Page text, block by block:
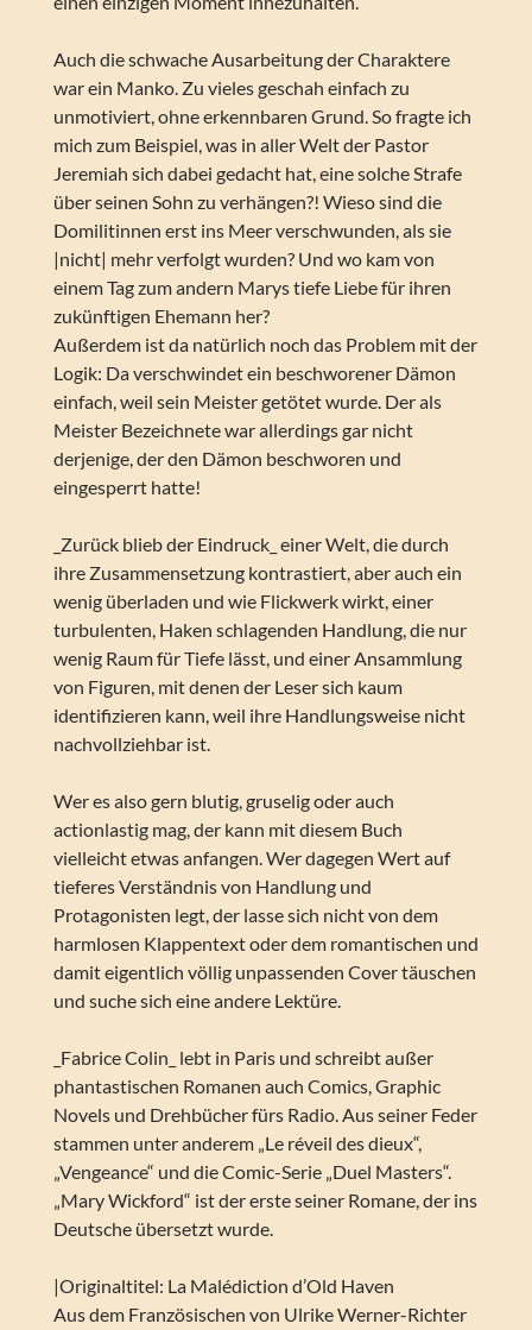
Auch die schwache Ausarbeitung der Charaktere
war ein Manko. Zu vieles geschah einfach zu
unmotiviert, ohne erkennbaren Grund. So fragte ich
mich zum Beispiel, was in aller Welt der Pastor
Jeremiah sich dabei gedacht hat, eine solche Strafe
über seinen Sohn zu verhängen?! Wieso sind die
Domilitinnen erst ins Meer verschwunden, als sie
|nicht| mehr verfolgt wurden? Und wo kam von
einem Tag zum andern Marys tiefe Liebe für ihren
zukünftigen Ehemann her?
Außerdem ist da natürlich noch das Problem mit der
Logik: Da verschwindet ein beschworener Dämon
einfach, weil sein Meister getötet wurde. Der als
Meister Bezeichnete war allerdings gar nicht
derjenige, der den Dämon beschworen und
eingesperrt hatte!
_Zurück blieb der Eindruck_ einer Welt, die durch
ihre Zusammensetzung kontrastiert, aber auch ein
wenig überladen und wie Flickwerk wirkt, einer
turbulenten, Haken schlagenden Handlung, die nur
wenig Raum für Tiefe lässt, und einer Ansammlung
von Figuren, mit denen der Leser sich kaum
identifizieren kann, weil ihre Handlungsweise nicht
nachvollziehbar ist.
Wer es also gern blutig, gruselig oder auch
actionlastig mag, der kann mit diesem Buch
vielleicht etwas anfangen. Wer dagegen Wert auf
tieferes Verständnis von Handlung und
Protagonisten legt, der lasse sich nicht von dem
harmlosen Klappentext oder dem romantischen und
damit eigentlich völlig unpassenden Cover täuschen
und suche sich eine andere Lektüre.
_Fabrice Colin_ lebt in Paris und schreibt außer
phantastischen Romanen auch Comics, Graphic
Novels und Drehbücher fürs Radio. Aus seiner Feder
stammen unter anderem „Le réveil des dieux“,
„Vengeance“ und die Comic-Serie „Duel Masters“.
„Mary Wickford“ ist der erste seiner Romane, der ins
Deutsche übersetzt wurde.
|Originaltitel: La Malédiction d’Old Haven
Aus dem Französischen von Ulrike Werner-Richter